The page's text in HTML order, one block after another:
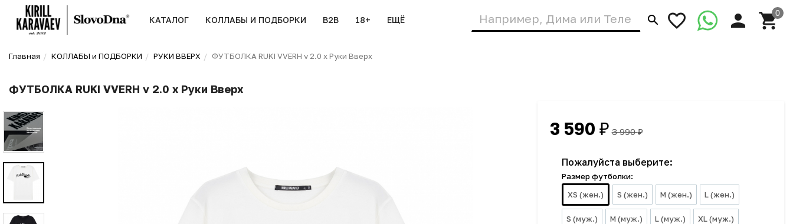
КАТАЛОГ КОЛЛАБЫ И ПОДБОРКИ B2B 18+ ЕЩЁ
Главная КОЛЛАБЫ и ПОДБОРКИ РУКИ ВВЕРХ ФУТБОЛКА RUKI VVERH v 2.0 х Руки Вверх
ФУТБОЛКА RUKI VVERH v 2.0 х Руки Вверх
3 590 ₽ 3 990₽
Пожалуйста выберите:
Размер футболки:
XS (жен.)
S (жен.) M (жен.) L (жен.)
S (муж.) M (муж.) L (муж.) XL (муж.)